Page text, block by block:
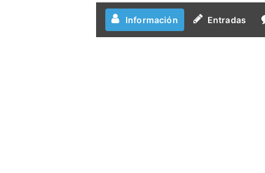
Información Entradas